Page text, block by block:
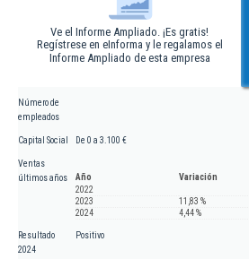
Ve el Informe Ampliado. ¡Es gratis!
Regístrese en eInforma y le regalamos el
Informe Ampliado de esta empresa
Número de
empleados
Capital Social De 0 a 3.100 €
Ventas
últimos años
Año
Variación
2022
2023
11,83 %
2024
4,44 %
Resultado
2024
Positivo